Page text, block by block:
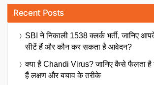
Recent Posts
SBI ने निकाली 1538 क्लर्क भर्ती, जानिए
सीटें हैं और कौन कर सकता है आवेदन?
क्या है Chandi Virus? जानिए कैसे फैलता है
हैं लक्षण और बचाव के तरीके